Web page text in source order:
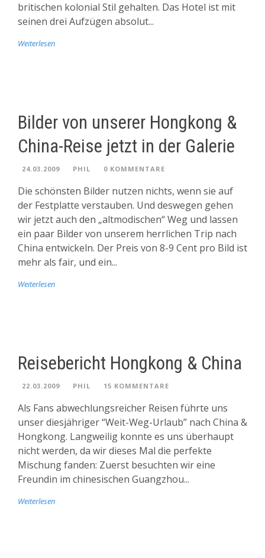
britischen kolonial Stil gehalten. Das Hotel ist mit
seinen drei Aufzügen absolut...
Weiterlesen
Bilder von unserer Hongkong &
China-Reise jetzt in der Galerie
24.03.2009 PHIL 0 KOMMENTARE
Die schönsten Bilder nutzen nichts, wenn sie auf
der Festplatte verstauben. Und deswegen gehen
wir jetzt auch den „altmodischen“ Weg und lassen
ein paar Bilder von unserem herrlichen Trip nach
China entwickeln. Der Preis von 8-9 Cent pro Bild ist
mehr als fair, und ein...
Weiterlesen
Reisebericht Hongkong & China
22.03.2009 PHIL 15 KOMMENTARE
Als Fans abwechlungsreicher Reisen führte uns
unser diesjähriger “Weit-Weg-Urlaub” nach China &
Hongkong. Langweilig konnte es uns überhaupt
nicht werden, da wir dieses Mal die perfekte
Mischung fanden: Zuerst besuchten wir eine
Freundin im chinesischen Guangzhou...
Weiterlesen